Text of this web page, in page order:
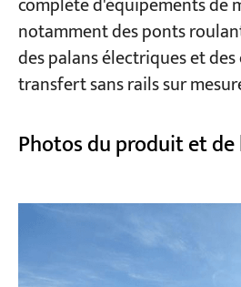
notamment des ponts
des palans électriques et
transfert sans rails sur
Photos du produit et